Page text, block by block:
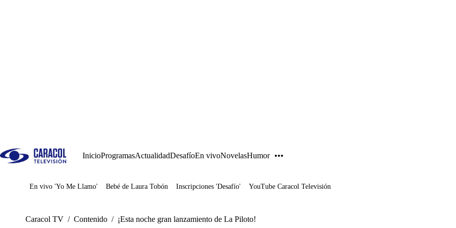
InicioProgramasActualidadDesafíoEn vivoNovelasHumor
Juegos
En vivo 'Yo Me Llamo' Bebé de Laura Tobón Inscripciones 'Desafío' YouTube Caracol Televisión
Caracol TV / Contenido / ¡Esta noche gran lanzamiento de La Piloto!